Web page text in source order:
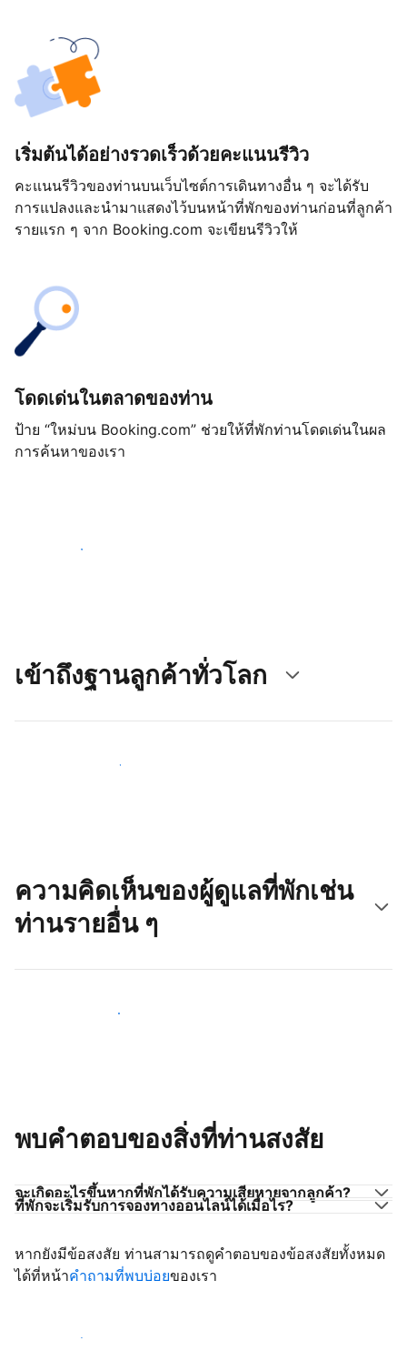
เริ่มต้นได้อย่างรวดเร็วด้วยคะแนนรีวิว
คะแนนรีวิวของท่านบนเว็บไซต์การเดินทางอื่น ๆ จะได้รับ
การแปลงและนำมาแสดงไว้บนหน้าที่พักของท่านก่อนที่ลูกค้า
รายแรก ๆ จาก Booking.com จะเขียนรีวิวให้
โดดเด่นในตลาดของท่าน
ป้าย “ใหม่บน Booking.com” ช่วยให้ที่พักท่านโดดเด่นในผล
การค้นหาของเรา
เริ่มต้นตั้งแต่วันนี้
เข้าถึงฐานลูกค้าทั่วโลก
เข้าถึงลูกค้าใหม่ ๆ ตั้งแต่วันนี้
ความคิดเห็นของผู้ดูแลที่พักเช่น
ท่านรายอื่น ๆ
มาร่วมกับผู้ดูแลที่พักเช่นท่าน
พบคำตอบของสิ่งที่ท่านสงสัย
จะเกิดอะไรขึ้นหากที่พักได้รับความเสียหายจากลูกค้า?
ที่พักจะเริ่มรับการจองทางออนไลน์ได้เมื่อไร?
หากยังมีข้อสงสัย ท่านสามารถดูคำตอบของข้อสงสัยทั้งหมด
ได้ที่หน้าคำถามที่พบบ่อยของเรา
เริ่มต้อนรับลูกค้า